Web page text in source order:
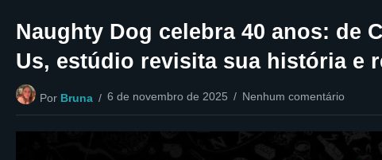
Naughty Dog celebra 40 anos: de
Us, estúdio revisita sua história e
Por Bruna 6 de novembro de 2025 Nenhum comentário